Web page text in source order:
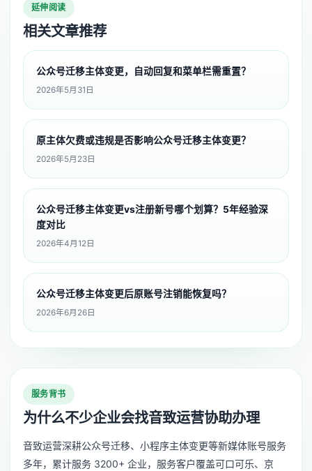
延伸阅读
相关文章推荐
公众号迁移主体变更，自动回复和菜单栏需重置？
2026年5月31日
原主体欠费或违规是否影响公众号迁移主体变更？
2026年5月23日
公众号迁移主体变更vs注册新号哪个划算？5年经验深
度对比
2026年4月12日
公众号迁移主体变更后原账号注销能恢复吗？
2026年6月26日
服务背书
为什么不少企业会找音致运营协助办理
音致运营深耕公众号迁移、小程序主体变更等新媒体账号服务
多年，累计服务 3200+ 企业，服务客户覆盖可口可乐、京